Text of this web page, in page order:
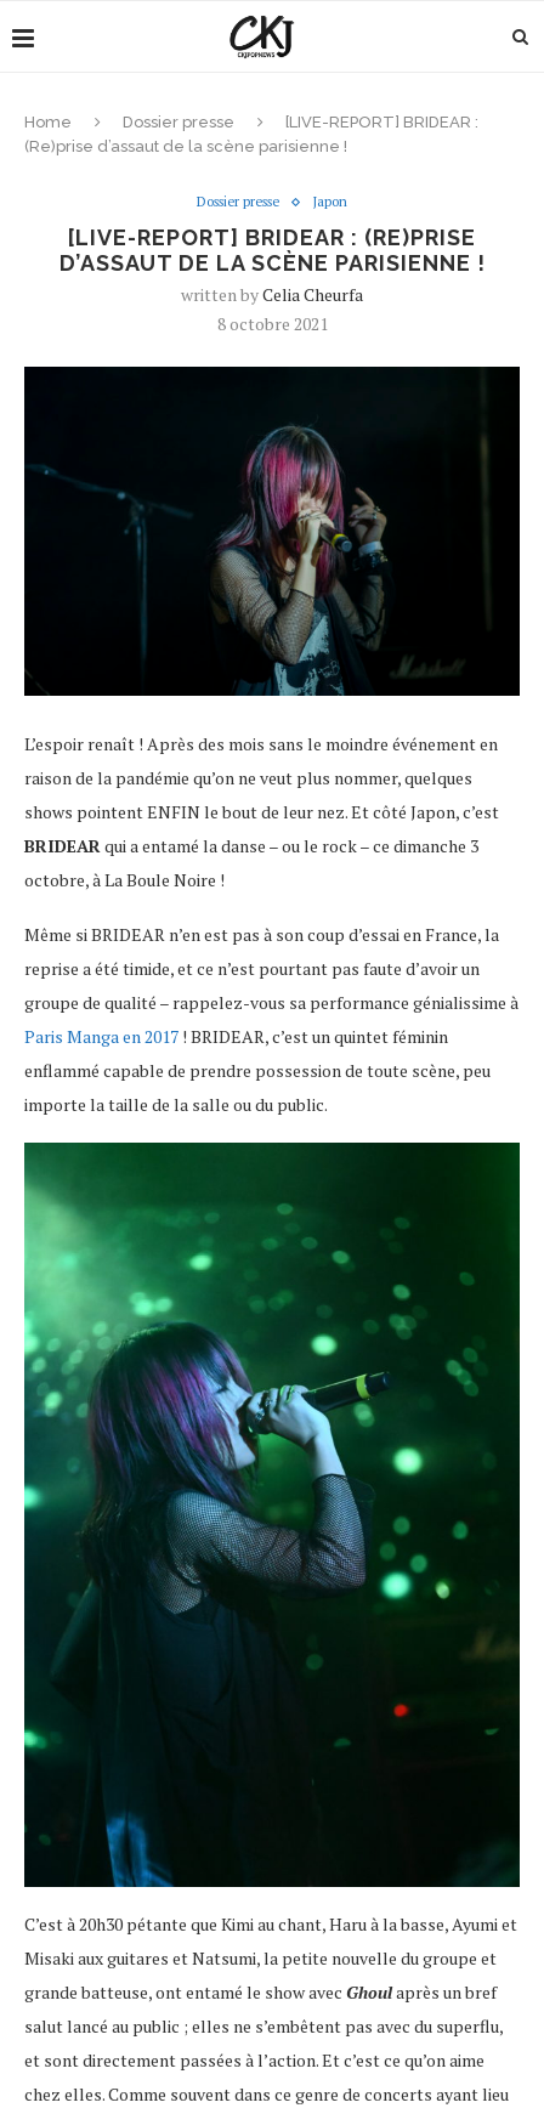
Home Dossier presse
[LIVE-REPORT] BRIDEAR :
(Re)prise d’assaut de la scène parisienne !
Dossier presse Japon
[LIVE-REPORT] BRIDEAR : (RE)PRISE
D’ASSAUT DE LA SCÈNE PARISIENNE !
written byCelia Cheurfa
8 octobre 2021
L’espoir renaît ! Après des mois sans le moindre événement en
raison de la pandémie qu’on ne veut plus nommer, quelques
shows pointent ENFIN le bout de leur nez. Et côté Japon, c’est
BRIDEARqui a entamé la danse – ou le rock – ce dimanche 3
octobre, à La Boule Noire !
Même si BRIDEAR n’en est pas à son coup d’essai en France, la
reprise a été timide, et ce n’est pourtant pas faute d’avoir un
groupe de qualité – rappelez-vous sa performance génialissime à
Paris Manga en 2017 ! BRIDEAR, c’est un quintet féminin
enflammé capable de prendre possession de toute scène, peu
importe la taille de la salle ou du public.
C’est à 20h30 pétante que Kimi au chant, Haru à la basse, Ayumi et
Misaki aux guitares et Natsumi, la petite nouvelle du groupe et
grande batteuse, ont entamé le show avec Ghoulaprès un bref
salut lancé au public ; elles ne s’embêtent pas avec du superflu,
et sont directement passées à l’action. Et c’est ce qu’on aime
chez elles. Comme souvent dans ce genre de concerts ayant lieu